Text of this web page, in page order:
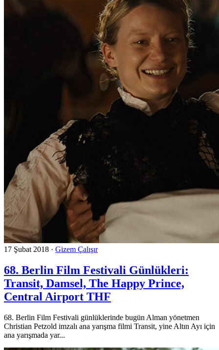
17 Şubat 2018 · Gizem Çalışır
68. Berlin Film Festivali Günlükleri:
Transit, Damsel, The Happy Prince,
Central Airport THF
68. Berlin Film Festivali günlüklerinde bugün Alman yönetmen
Christian Petzold imzalı ana yarışma filmi Transit, yine Altın Ayı için
ana yarışmada yar...